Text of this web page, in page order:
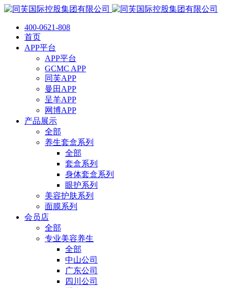
400-0621-808
首页
APP平台
APP平台
GCMC APP
同芙APP
曼田APP
呈羊APP
网博APP
产品展示
全部
养生套盒系列
全部
套盒系列
身体套盒系列
眼护系列
美容护肤系列
面膜系列
会员店
全部
专业美容养生
全部
中山公司
广东公司
四川公司